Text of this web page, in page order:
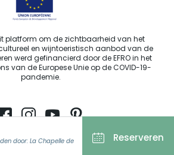
door: La Chapelle de Reserveren
platform om de zichtbaarheid van het
en wijntoeristisch aanbod van de
werd gefinancierd door de EFRO in het
van de Europese Unie op de COVID-19-
pandemie.
Tourisme Grand Est ©2026 - Alle rechten